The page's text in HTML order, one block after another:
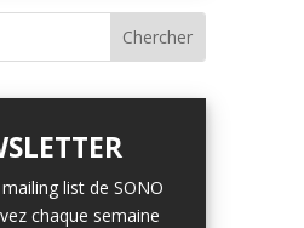
list de SONO
chaque semaine